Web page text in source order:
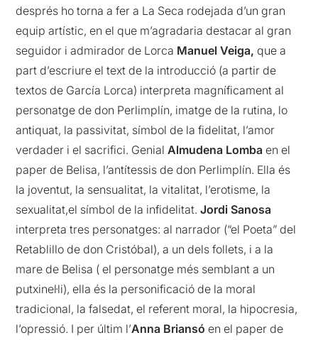
després ho torna a fer a La Seca rodejada d’un gran
equip artístic, en el que m’agradaria destacar al gran
seguidor i admirador de Lorca Manuel Veiga,que a
part d’escriure el text de la introducció (a partir de
textos de García Lorca) interpreta magníficament al
personatge de don Perlimplín, imatge de la rutina, lo
antiquat, la passivitat, símbol de la fidelitat, l’amor
verdader i el sacrifici. GenialAlmudena Lomba en el
paper de Belisa, l’antítessis de don Perlimplín. Ella és
la joventut, la sensualitat, la vitalitat, l’erotisme, la
sexualitat,el símbol de la infidelitat.Jordi Sanosa
interpreta tres personatges: al narrador (“el Poeta” del
Retablillo de don Cristóbal), a un dels follets, i a la
mare de Belisa ( el personatge més semblant a un
putxinel·li), ella és la personificació de la moral
tradicional, la falsedat, el referent moral, la hipocresia,
l’opressió. I per últim l’Anna Briansó en el paper de